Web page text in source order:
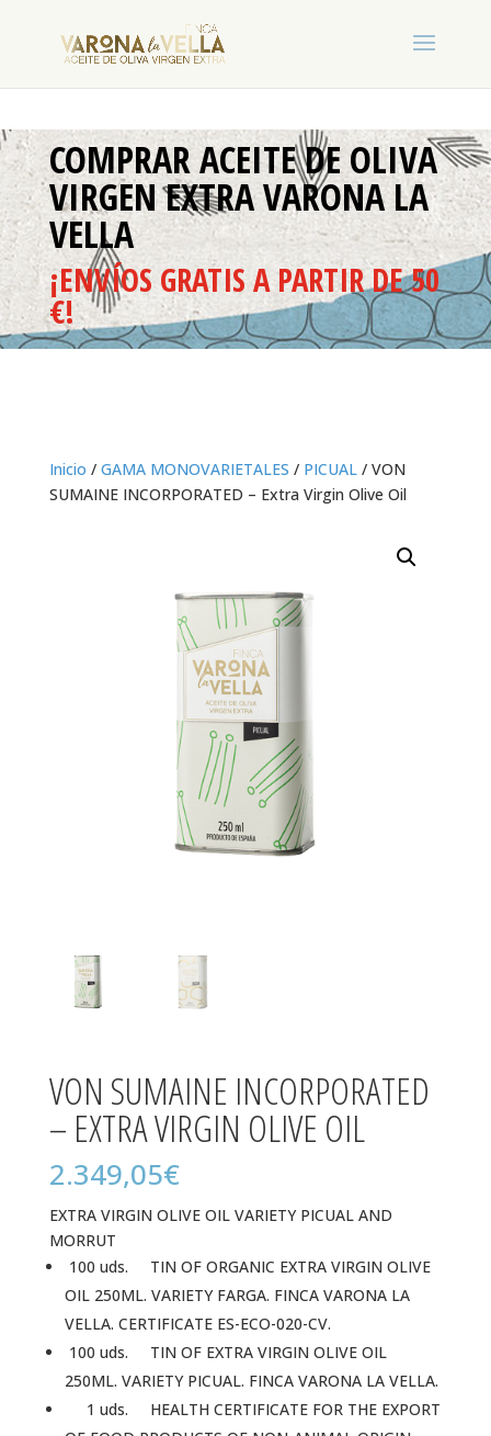
COMPRAR ACEITE DE OLIVA
VIRGEN EXTRA VARONA LA
VELLA
¡ENVÍOS GRATIS A PARTIR DE 50
€!
Inicio / GAMA MONOVARIETALES / PICUAL/ VON
SUMAINE INCORPORATED – Extra Virgin Olive Oil
VON SUMAINE INCORPORATED
– EXTRA VIRGIN OLIVE OIL
2.349,05€
EXTRA VIRGIN OLIVE OIL VARIETY PICUAL AND
MORRUT
100 uds. TIN OF ORGANIC EXTRA VIRGIN OLIVE
OIL 250ML. VARIETY FARGA. FINCA VARONA LA
VELLA. CERTIFICATE ES-ECO-020-CV.
100 uds. TIN OF EXTRA VIRGIN OLIVE OIL
250ML. VARIETY PICUAL. FINCA VARONA LA VELLA.
1 uds. HEALTH CERTIFICATE FOR THE EXPORT